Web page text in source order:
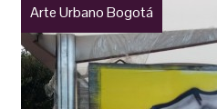
Arte Urbano Bogotá